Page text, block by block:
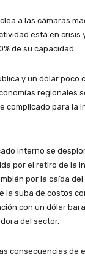
a las cámaras
está en crisis
de su capacidad.
y un dólar poco
regionales
complicado para la
interno se
por el retiro de la
por la caída
la suba de costos
con un dólar
del sector.
consecuencias de